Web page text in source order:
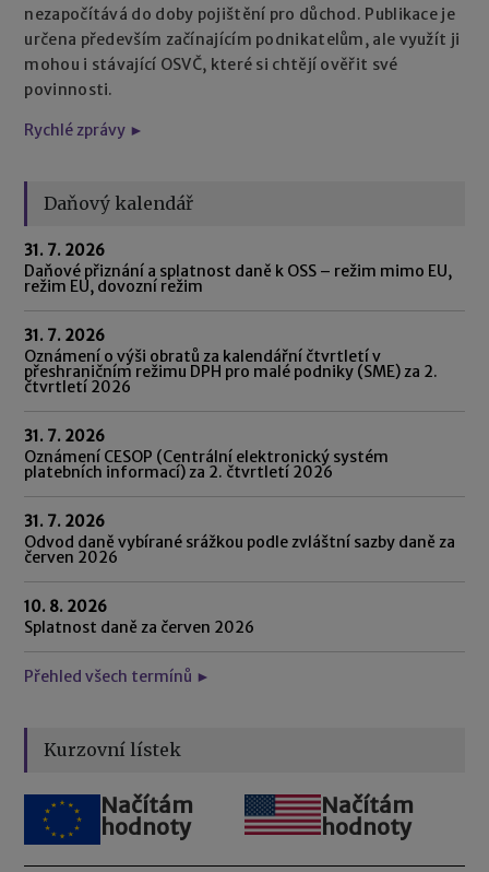
nezapočítává do doby pojištění pro důchod. Publikace je
určena především začínajícím podnikatelům, ale využít ji
mohou i stávající OSVČ, které si chtějí ověřit své
povinnosti.
Rychlé zprávy ►
Daňový kalendář
31. 7. 2026
Daňové přiznání a splatnost daně k OSS – režim mimo EU,
režim EU, dovozní režim
31. 7. 2026
Oznámení o výši obratů za kalendářní čtvrtletí v
přeshraničním režimu DPH pro malé podniky (SME) za 2.
čtvrtletí 2026
31. 7. 2026
Oznámení CESOP (Centrální elektronický systém
platebních informací) za 2. čtvrtletí 2026
31. 7. 2026
Odvod daně vybírané srážkou podle zvláštní sazby daně za
červen 2026
10. 8. 2026
Splatnost daně za červen 2026
Přehled všech termínů ►
Kurzovní lístek
Načítám
hodnoty
Načítám
hodnoty